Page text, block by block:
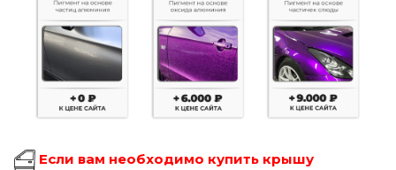
Если вам необходимо купить крышу